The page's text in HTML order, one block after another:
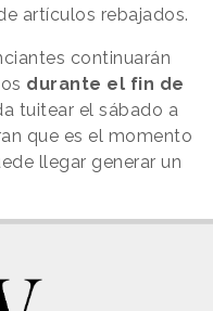
artículos rebajados.
continuarán
durante el fin de
tuitear el sábado a
que es el momento
llegar generar un